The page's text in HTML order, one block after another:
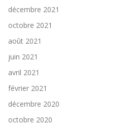
décembre 2021
octobre 2021
août 2021
juin 2021
avril 2021
février 2021
décembre 2020
octobre 2020